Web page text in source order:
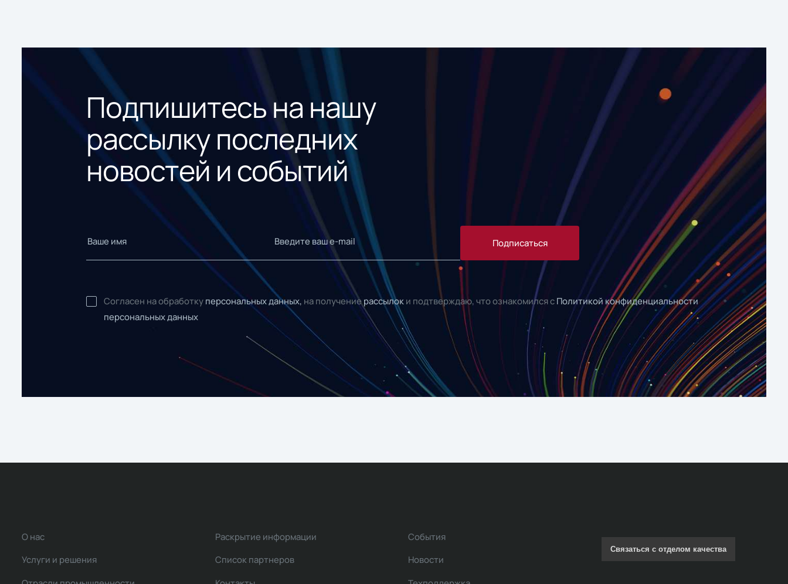
Подпишитесь на нашу
рассылку последних
новостей и событий
Подписаться
Согласен на обработку персональных данных, на получениерассылок и подтверждаю, что ознакомился с Политикой конфиденциальности
персональных данных
О нас
Услуги и решения
Раскрытие информации
Список партнеров
События
Новости
Связаться с отделом качества